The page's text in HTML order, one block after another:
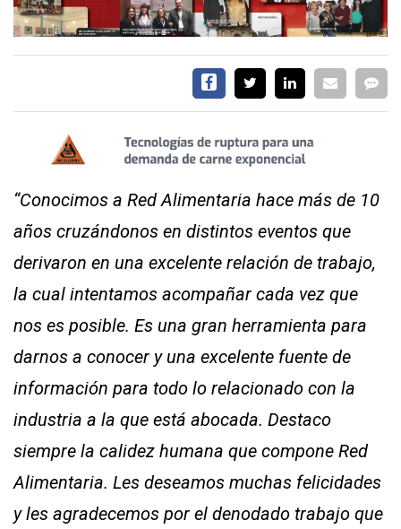
AYUDA
TÉRMINOS
CONDICIONES
DE
MAPA
SITIO
“Conocimos a Red Alimentaria hace más de 10
años cruzándonos en distintos eventos que
derivaron en una excelente relación de trabajo,
la cual intentamos acompañar cada vez que
nos es posible. Es una gran herramienta para
darnos a conocer y una excelente fuente de
información para todo lo relacionado con la
industria a la que está abocada. Destaco
siempre la calidez humana que compone Red
Alimentaria. Les deseamos muchas felicidades
y les agradecemos por el denodado trabajo que